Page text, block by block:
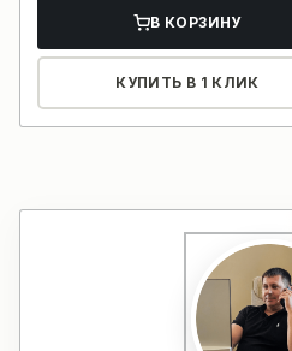
В КОРЗИНУ
КУПИТЬ В 1 КЛИК